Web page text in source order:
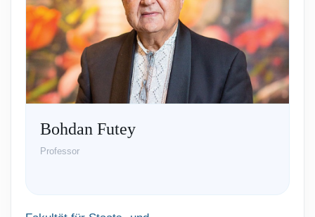
Bohdan Futey
Professor